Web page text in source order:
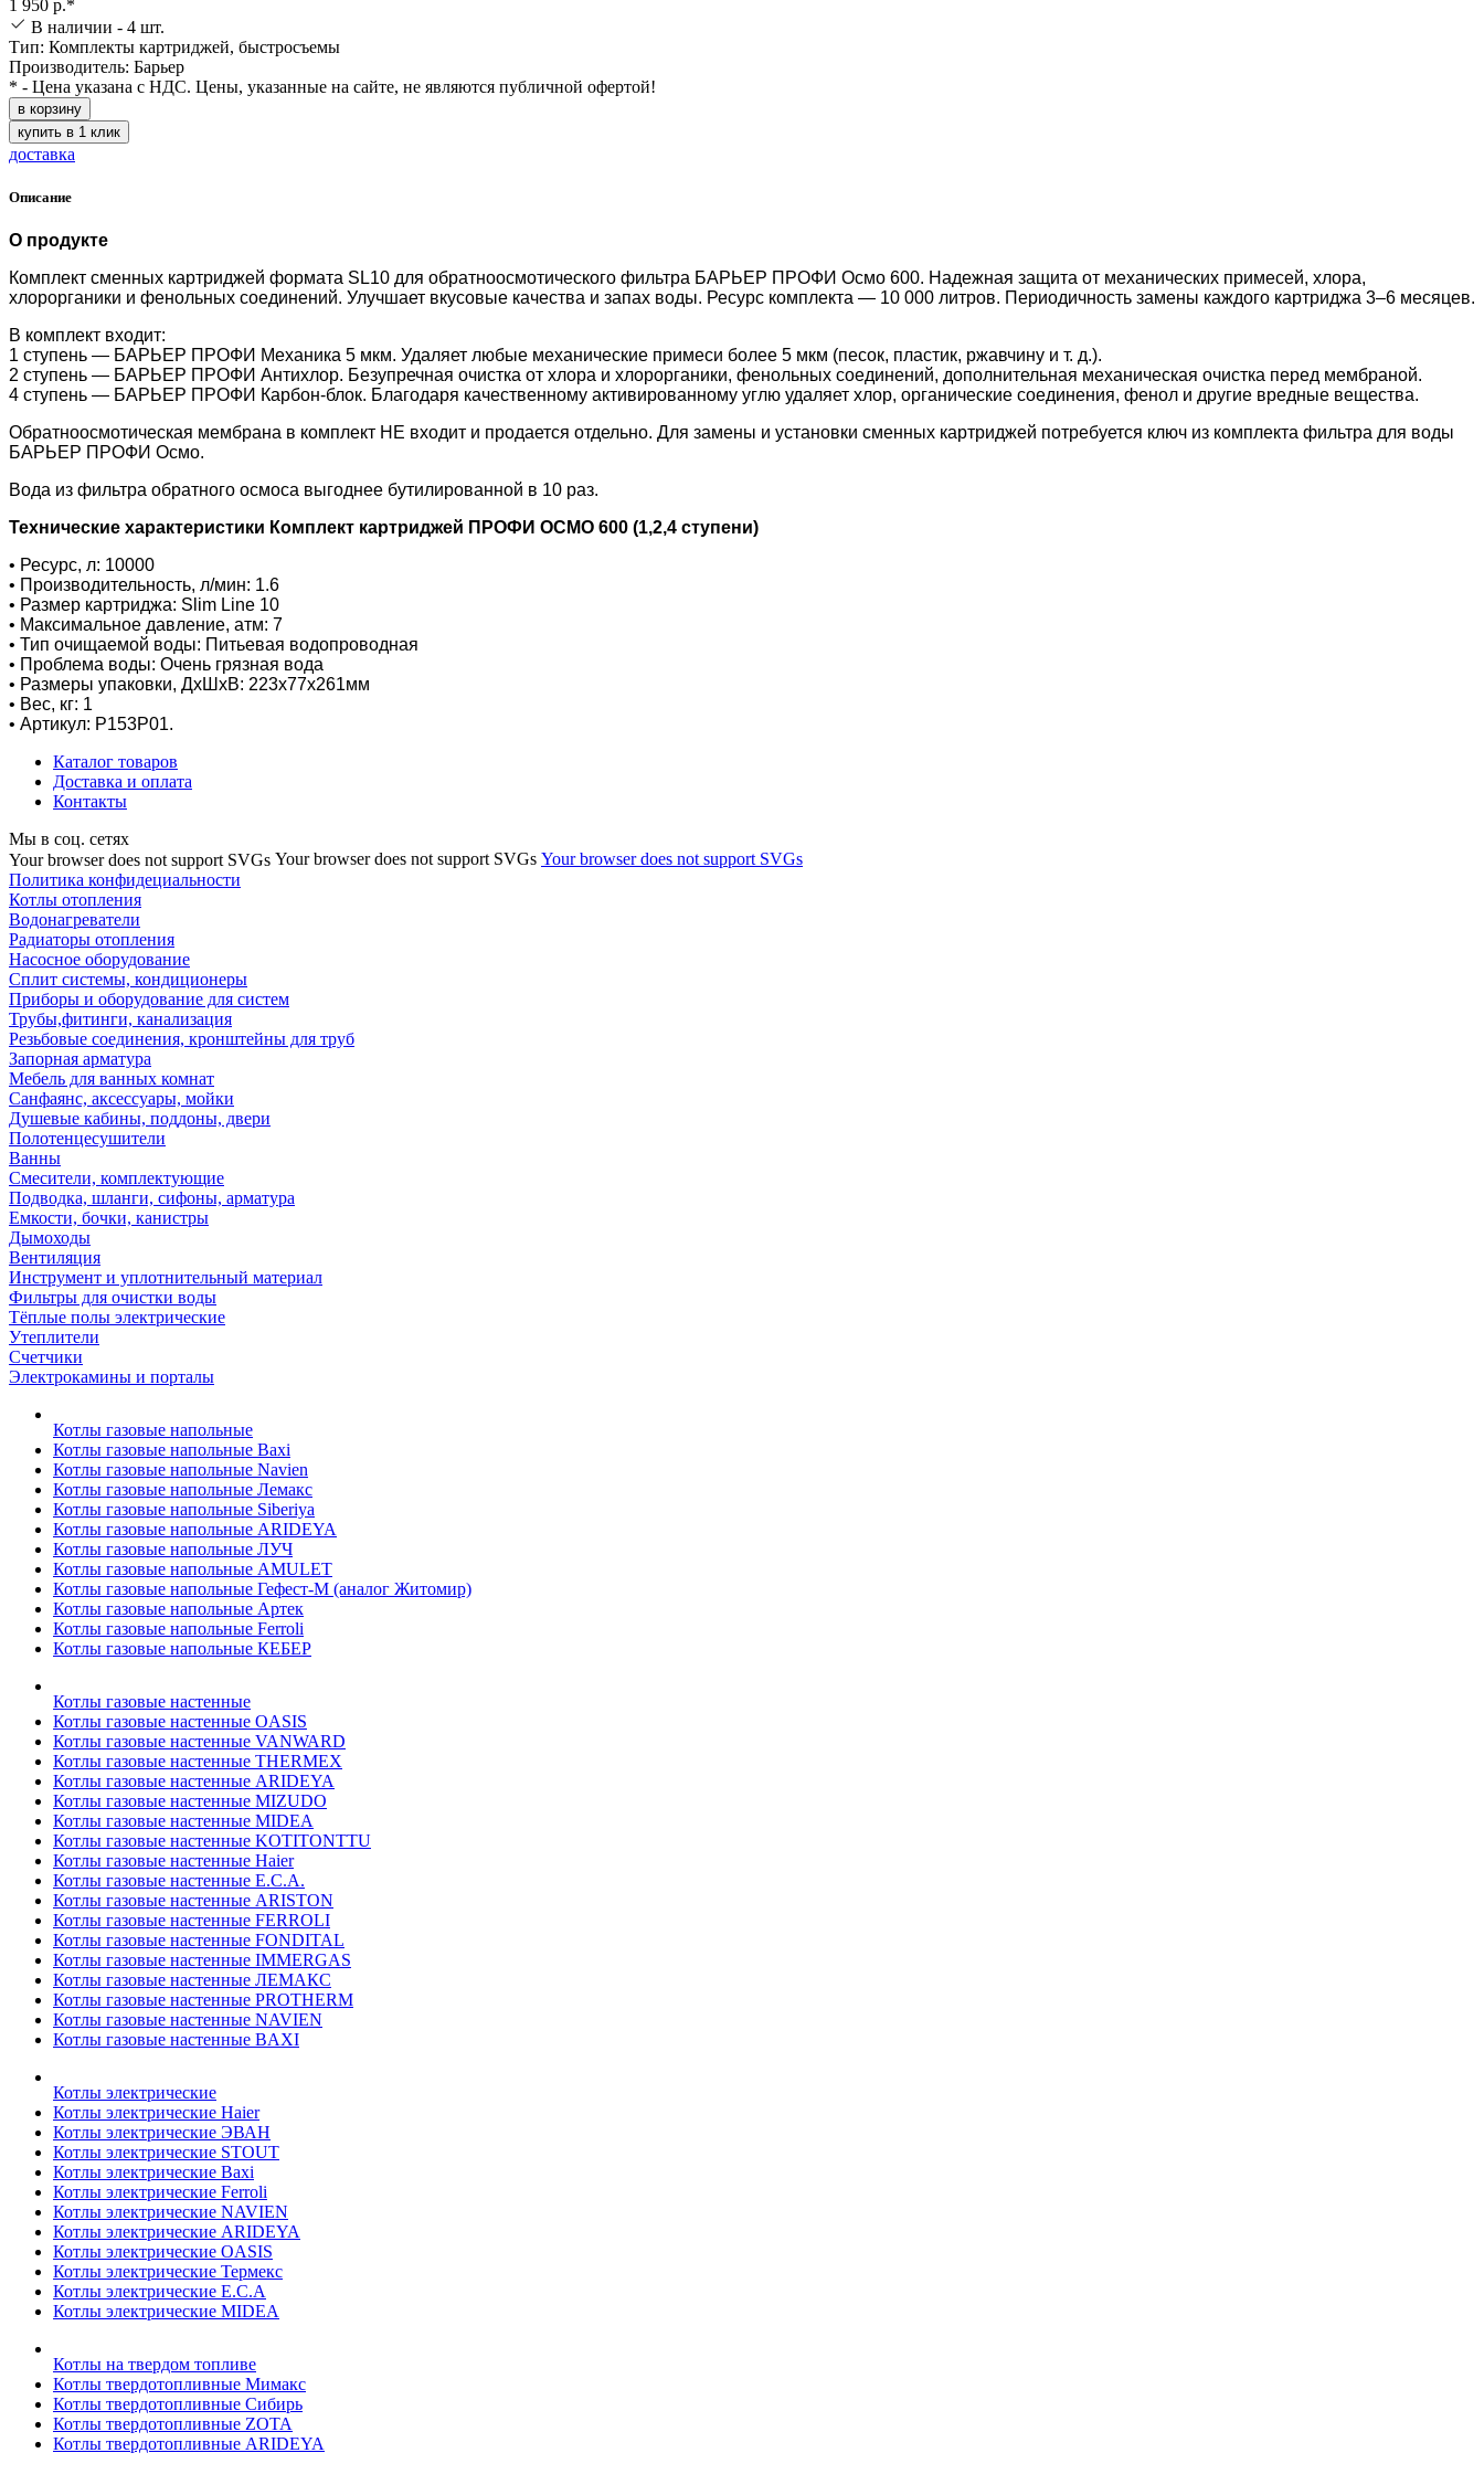
1 950 р.*
В наличии - 4 шт.
Тип: Комплекты картриджей, быстросъемы
Производитель: Барьер
* - Цена указана с НДС. Цены, указанные на сайте, не являются публичной офертой!
в корзину
купить в 1 клик
доставка
Описание
О продукте
Комплект сменных картриджей формата SL10 для обратноосмотического фильтра БАРЬЕР ПРОФИ Осмо 600. Надежная защита от механических примесей, хлора,
хлорорганики и фенольных соединений. Улучшает вкусовые качества и запах воды. Ресурс комплекта — 10 000 литров. Периодичность замены каждого картриджа 3–6 месяцев.
В комплект входит:
1 ступень — БАРЬЕР ПРОФИ Механика 5 мкм. Удаляет любые механические примеси более 5 мкм (песок, пластик, ржавчину и т. д.).
2 ступень — БАРЬЕР ПРОФИ Антихлор. Безупречная очистка от хлора и хлорорганики, фенольных соединений, дополнительная механическая очистка перед мембраной.
4 ступень — БАРЬЕР ПРОФИ Карбон-блок. Благодаря качественному активированному углю удаляет хлор, органические соединения, фенол и другие вредные вещества.
Обратноосмотическая мембрана в комплект НЕ входит и продается отдельно. Для замены и установки сменных картриджей потребуется ключ из комплекта фильтра для воды
БАРЬЕР ПРОФИ Осмо.
Вода из фильтра обратного осмоса выгоднее бутилированной в 10 раз.
Технические характеристики Комплект картриджей ПРОФИ ОСМО 600 (1,2,4 ступени)
• Ресурс, л: 10000
• Производительность, л/мин: 1.6
• Размер картриджа: Slim Line 10
• Максимальное давление, атм: 7
• Тип очищаемой воды: Питьевая водопроводная
• Проблема воды: Очень грязная вода
• Размеры упаковки, ДхШхВ: 223x77x261мм
• Вес, кг: 1
• Артикул: Р153Р01.
Каталог товаров
Доставка и оплата
Контакты
Мы в соц. сетях
Your browser does not support SVGs Your browser does not support SVGs Your browser does not support SVGs
Политика конфидециальности
Котлы отопления
Водонагреватели
Радиаторы отопления
Насосное оборудование
Сплит системы, кондиционеры
Приборы и оборудование для систем
Трубы,фитинги, канализация
Резьбовые соединения, кронштейны для труб
Запорная арматура
Мебель для ванных комнат
Санфаянс, аксессуары, мойки
Душевые кабины, поддоны, двери
Полотенцесушители
Ванны
Смесители, комплектующие
Подводка, шланги, сифоны, арматура
Емкости, бочки, канистры
Дымоходы
Вентиляция
Инструмент и уплотнительный материал
Фильтры для очистки воды
Тёплые полы электрические
Утеплители
Счетчики
Электрокамины и порталы
Котлы газовые напольные
Котлы газовые напольные Baxi
Котлы газовые напольные Navien
Котлы газовые напольные Лемакс
Котлы газовые напольные Siberiya
Котлы газовые напольные ARIDEYA
Котлы газовые напольные ЛУЧ
Котлы газовые напольные AMULET
Котлы газовые напольные Гефест-М (аналог Житомир)
Котлы газовые напольные Артек
Котлы газовые напольные Ferroli
Котлы газовые напольные КЕБЕР
Котлы газовые настенные
Котлы газовые настенные OASIS
Котлы газовые настенные VANWARD
Котлы газовые настенные THERMEX
Котлы газовые настенные ARIDEYA
Котлы газовые настенные MIZUDO
Котлы газовые настенные MIDEA
Котлы газовые настенные KOTITONTTU
Котлы газовые настенные Haier
Котлы газовые настенные E.C.A.
Котлы газовые настенные ARISTON
Котлы газовые настенные FERROLI
Котлы газовые настенные FONDITAL
Котлы газовые настенные IMMERGAS
Котлы газовые настенные ЛЕМАКС
Котлы газовые настенные PROTHERM
Котлы газовые настенные NAVIEN
Котлы газовые настенные BAXI
Котлы электрические
Котлы электрические Haier
Котлы электрические ЭВАН
Котлы электрические STOUT
Котлы электрические Baxi
Котлы электрические Ferroli
Котлы электрические NAVIEN
Котлы электрические ARIDEYA
Котлы электрические OASIS
Котлы электрические Термекс
Котлы электрические E.C.A
Котлы электрические MIDEA
Котлы на твердом топливе
Котлы твердотопливные Мимакс
Котлы твердотопливные Сибирь
Котлы твердотопливные ZOTA
Котлы твердотопливные ARIDEYA